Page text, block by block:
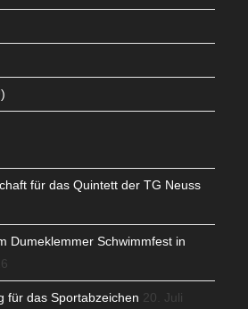
für das Quintett der TG Neuss
Dumeklemmer Schwimmfest in
für das Sportabzeichen 20. Juli